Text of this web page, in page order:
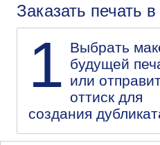
Заказать печать
1 Выбрать
будущей
или
оттиск для
создания